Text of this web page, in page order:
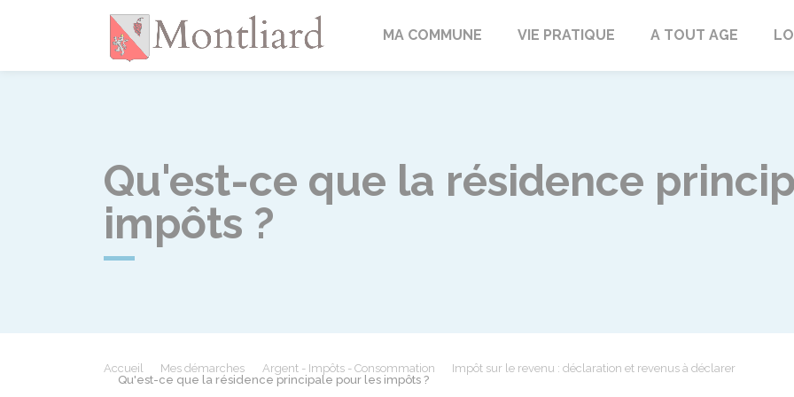
MontliardMA COMMUNE VIE PRATIQUE A TOUT AGE
Qu'est-ce que la résidence
impôts ?
Accueil Mes démarches Argent - Impôts - Consommation
Impôt sur le revenu : déclaration et revenus à déclarer
Qu'est-ce que la résidence principale pour les impôts ?